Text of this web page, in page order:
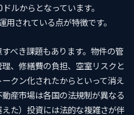
ルからとなっています。
されている点が特徴です。
べき課題もあります。物件の管
、修繕費の負担、空室リスクと
クン化されたからといって消え
産市場は各国の法規制が異なる
た）投資には法的な複雑さが伴